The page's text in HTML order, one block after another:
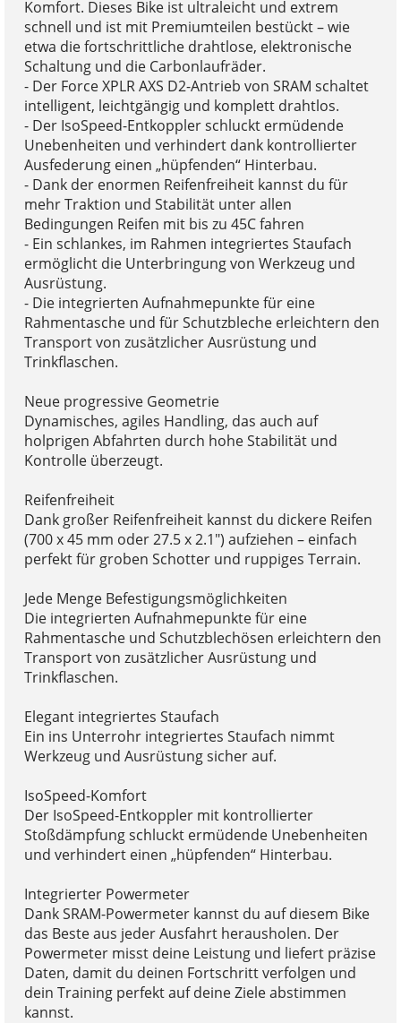
Komfort. Dieses Bike ist ultraleicht und extrem
schnell und ist mit Premiumteilen bestückt – wie
etwa die fortschrittliche drahtlose, elektronische
Schaltung und die Carbonlaufräder.
- Der Force XPLR AXS D2-Antrieb von SRAM schaltet
intelligent, leichtgängig und komplett drahtlos.
- Der IsoSpeed-Entkoppler schluckt ermüdende
Unebenheiten und verhindert dank kontrollierter
Ausfederung einen „hüpfenden“ Hinterbau.
- Dank der enormen Reifenfreiheit kannst du für
mehr Traktion und Stabilität unter allen
Bedingungen Reifen mit bis zu 45C fahren
- Ein schlankes, im Rahmen integriertes Staufach
ermöglicht die Unterbringung von Werkzeug und
Ausrüstung.
- Die integrierten Aufnahmepunkte für eine
Rahmentasche und für Schutzbleche erleichtern den
Transport von zusätzlicher Ausrüstung und
Trinkflaschen.
Neue progressive Geometrie
Dynamisches, agiles Handling, das auch auf
holprigen Abfahrten durch hohe Stabilität und
Kontrolle überzeugt.
Reifenfreiheit
Dank großer Reifenfreiheit kannst du dickere Reifen
(700 x 45 mm oder 27.5 x 2.1") aufziehen – einfach
perfekt für groben Schotter und ruppiges Terrain.
Jede Menge Befestigungsmöglichkeiten
Die integrierten Aufnahmepunkte für eine
Rahmentasche und Schutzblechösen erleichtern den
Transport von zusätzlicher Ausrüstung und
Trinkflaschen.
Elegant integriertes Staufach
Ein ins Unterrohr integriertes Staufach nimmt
Werkzeug und Ausrüstung sicher auf.
IsoSpeed-Komfort
Der IsoSpeed-Entkoppler mit kontrollierter
Stoßdämpfung schluckt ermüdende Unebenheiten
und verhindert einen „hüpfenden“ Hinterbau.
Integrierter Powermeter
Dank SRAM-Powermeter kannst du auf diesem Bike
das Beste aus jeder Ausfahrt herausholen. Der
Powermeter misst deine Leistung und liefert präzise
Daten, damit du deinen Fortschritt verfolgen und
dein Training perfekt auf deine Ziele abstimmen
kannst.